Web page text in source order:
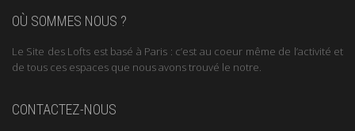
OÙ SOMMES NOUS ?
Le Site des Lofts est basé à Paris : c’est au coeur même de l’activité et
de tous ces espaces que nous avons trouvé le notre.
CONTACTEZ-NOUS